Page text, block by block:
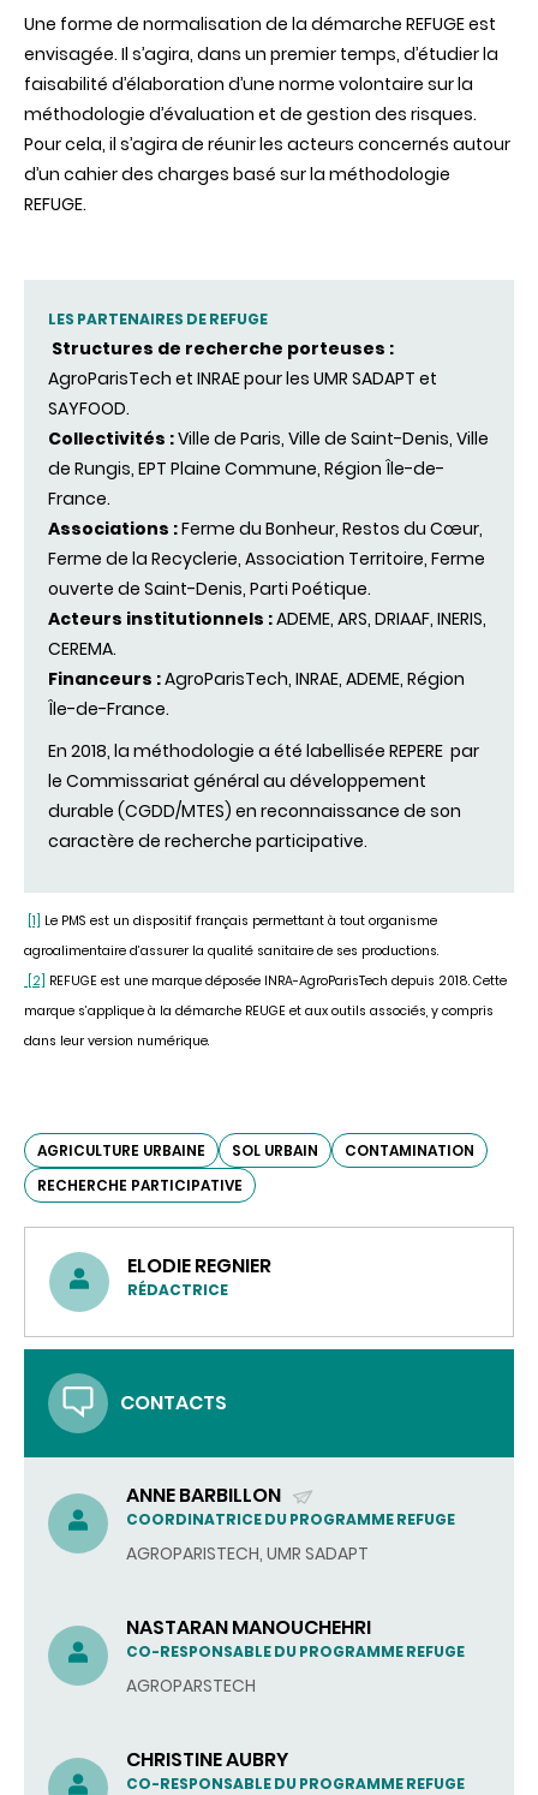
Une forme de normalisation de la démarche REFUGE est
envisagée. Il s’agira, dans un premier temps, d’étudier la
faisabilité d’élaboration d’une norme volontaire sur la
méthodologie d’évaluation et de gestion des risques.
Pour cela, il s’agira de réunir les acteurs concernés autour
d’un cahier des charges basé sur la méthodologie
REFUGE.
LES PARTENAIRES DE REFUGE
Structures de recherche porteuses :
AgroParisTech et INRAE pour les UMR SADAPT et
SAYFOOD.
Collectivités :Ville de Paris, Ville de Saint-Denis, Ville
de Rungis, EPT Plaine Commune, Région Île-de-
France.
Associations :Ferme du Bonheur, Restos du Cœur,
Ferme de la Recyclerie, Association Territoire, Ferme
ouverte de Saint-Denis, Parti Poétique.
Acteurs institutionnels :ADEME, ARS, DRIAAF, INERIS,
CEREMA.
Financeurs :AgroParisTech, INRAE, ADEME, Région
Île-de-France.
En 2018, la méthodologie a été labellisée REPERE par
le Commissariat général au développement
durable (CGDD/MTES) en reconnaissance de son
caractère de recherche participative.
[1] Le PMS est un dispositif français permettant à tout organisme
agroalimentaire d’assurer la qualité sanitaire de ses productions.
[2] REFUGE est une marque déposée INRA-AgroParisTech depuis 2018. Cette
marque s’applique à la démarche REUGE et aux outils associés, y compris
dans leur version numérique.
AGRICULTURE URBAINE SOL URBAIN
CONTAMINATION
RECHERCHE PARTICIPATIVE
ELODIE REGNIER
RÉDACTRICE
CONTACTS
ANNE BARBILLON
(ENVOYER
UN
COORDINATRICE DU PROGRAMME REFUGE
AGROPARISTECH, UMR SADAPT
NASTARAN MANOUCHEHRI
CO-RESPONSABLE DU PROGRAMME REFUGE
AGROPARSTECH
CHRISTINE AUBRY
CO-RESPONSABLE DU PROGRAMME REFUGE